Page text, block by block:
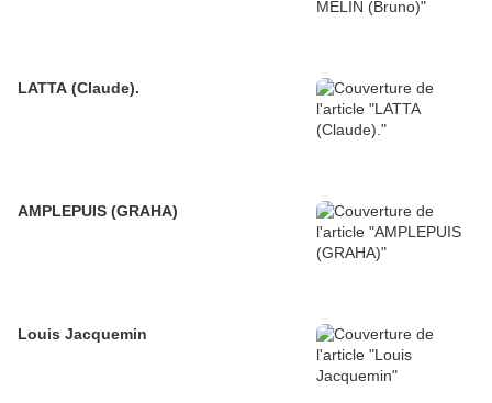
LATTA (Claude).
AMPLEPUIS (GRAHA)
Louis Jacquemin